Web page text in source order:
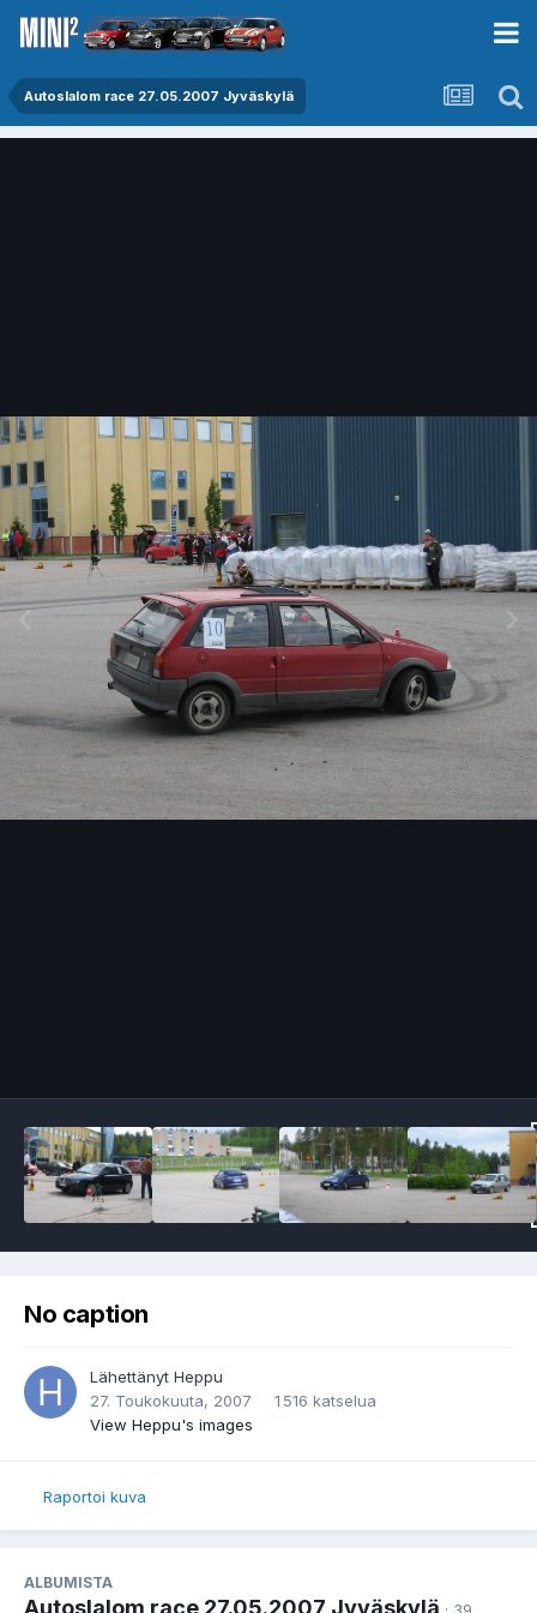
Autoslalom race 27.05.2007 Jyväskylä
No caption
Lähettänyt Heppu
27. Toukokuuta, 2007
1 516 katselua
View Heppu's images
Raportoi kuva
ALBUMISTA
Autoslalom race 27.05.2007 Jyväskylä